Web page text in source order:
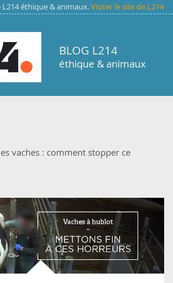
éthique & animaux.Visiter le site de L214
BLOG L214
éthique & animaux
vaches : comment stopper ce